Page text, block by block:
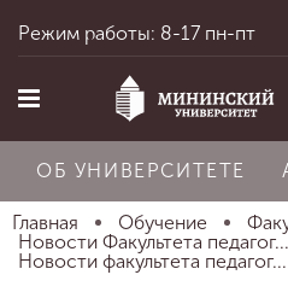
Режим работы: 8-17 пн-пт
ОБ УНИВЕРСИТЕТЕ
Главная Обучение
Новости Факультета педагог...
Новости факультета педагог...